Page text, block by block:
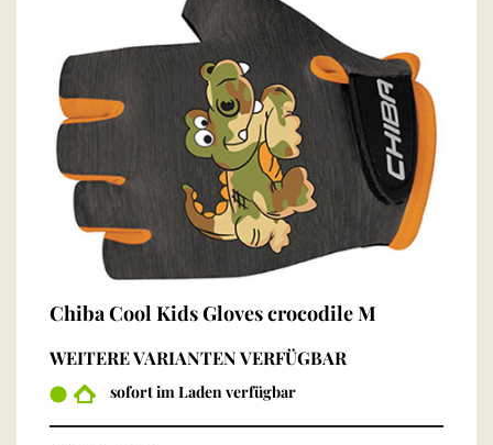
Chiba Cool Kids Gloves crocodile M
WEITERE VARIANTEN VERFÜGBAR
sofort im Laden verfügbar